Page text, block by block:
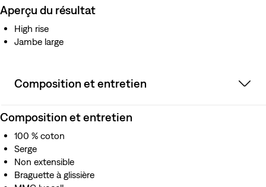
Aperçu du résultat
High rise
Jambe large
Composition et entretien
Composition et entretien
100 % coton
Serge
Non extensible
Braguette à glissière